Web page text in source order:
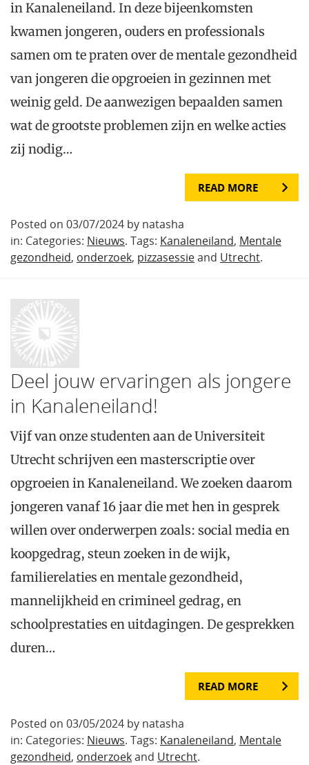
in Kanaleneiland. In deze bijeenkomsten
kwamen jongeren, ouders en professionals
samen om te praten over de mentale gezondheid
van jongeren die opgroeien in gezinnen met
weinig geld. De aanwezigen bepaalden samen
wat de grootste problemen zijn en welke acties
zij nodig…
READ MORE
Posted on 03/07/2024 by natasha
in: Categories: Nieuws. Tags: Kanaleneiland, Mentale
gezondheid, onderzoek, pizzasessieand Utrecht.
Deel jouw ervaringen als jongere
in Kanaleneiland!
Vijf van onze studenten aan de Universiteit
Utrecht schrijven een masterscriptie over
opgroeien in Kanaleneiland. We zoeken daarom
jongeren vanaf 16 jaar die met hen in gesprek
willen over onderwerpen zoals: social media en
koopgedrag, steun zoeken in de wijk,
familierelaties en mentale gezondheid,
mannelijkheid en crimineel gedrag, en
schoolprestaties en uitdagingen. De gesprekken
duren…
READ MORE
Posted on 03/05/2024 by natasha
in: Categories: Nieuws. Tags: Kanaleneiland, Mentale
gezondheid, onderzoekand Utrecht.